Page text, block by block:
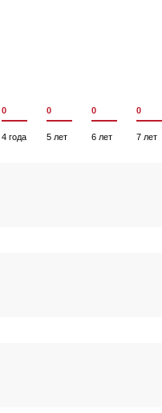
0
4 года
0
5 лет
0
6 лет
0
7 лет